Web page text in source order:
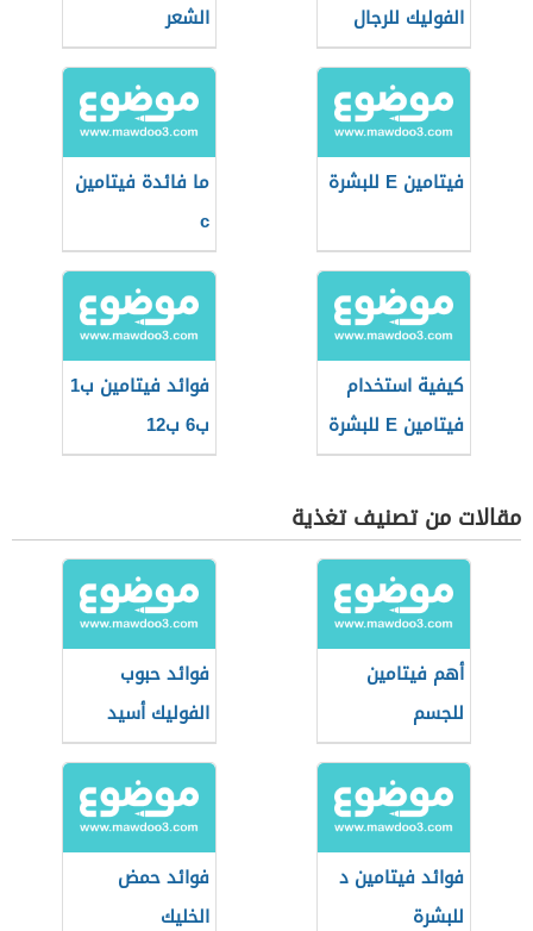
الفوليك للرجال
الشعر
فيتامين E للبشرة
ما فائدة فيتامين
c
كيفية استخدام
فيتامين E للبشرة
فوائد فيتامين ب1
ب6 ب12
مقالات من تصنيف تغذية
أهم فيتامين
للجسم
فوائد حبوب
الفوليك أسيد
فوائد فيتامين د
للبشرة
فوائد حمض
الخليك